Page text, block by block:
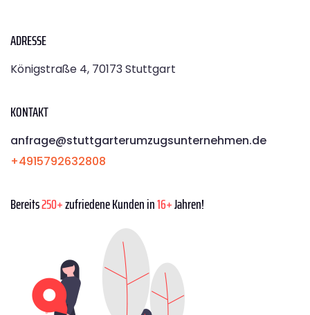
ADRESSE
Königstraße 4, 70173 Stuttgart
KONTAKT
anfrage@stuttgarterumzugsunternehmen.de
+4915792632808
Bereits250+zufriedene Kunden in16+Jahren!